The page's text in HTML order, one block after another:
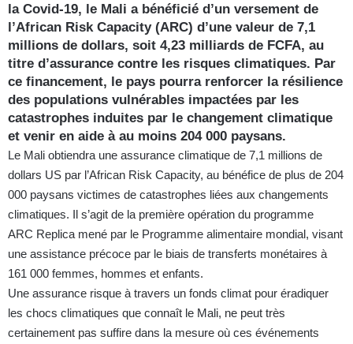
la Covid-19, le Mali a bénéficié d’un versement de
l’African Risk Capacity (ARC) d’une valeur de 7,1
millions de dollars, soit 4,23 milliards de FCFA, au
titre d’assurance contre les risques climatiques. Par
ce financement, le pays pourra renforcer la résilience
des populations vulnérables impactées par les
catastrophes induites par le changement climatique
et venir en aide à au moins 204 000 paysans.
Le Mali obtiendra une assurance climatique de 7,1 millions de
dollars US par l’African Risk Capacity, au bénéfice de plus de 204
000 paysans victimes de catastrophes liées aux changements
climatiques. Il s’agit de la première opération du programme
ARC Replica mené par le Programme alimentaire mondial, visant
une assistance précoce par le biais de transferts monétaires à
161 000 femmes, hommes et enfants.
Une assurance risque à travers un fonds climat pour éradiquer
les chocs climatiques que connaît le Mali, ne peut très
certainement pas suffire dans la mesure où ces événements